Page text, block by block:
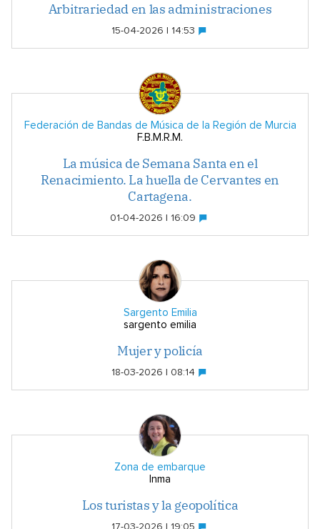
Arbitrariedad en las administraciones
15-04-2026 | 14:53
Federación de Bandas de Música de la Región de Murcia
F.B.M.R.M.
La música de Semana Santa en el
Renacimiento. La huella de Cervantes en
Cartagena.
01-04-2026 | 16:09
Sargento Emilia
sargento emilia
Mujer y policía
18-03-2026 | 08:14
Zona de embarque
Inma
Los turistas y la geopolítica
17-03-2026 | 19:05